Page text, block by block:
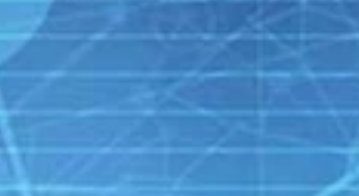
Zakelijk
Nieuws
HELPDESK